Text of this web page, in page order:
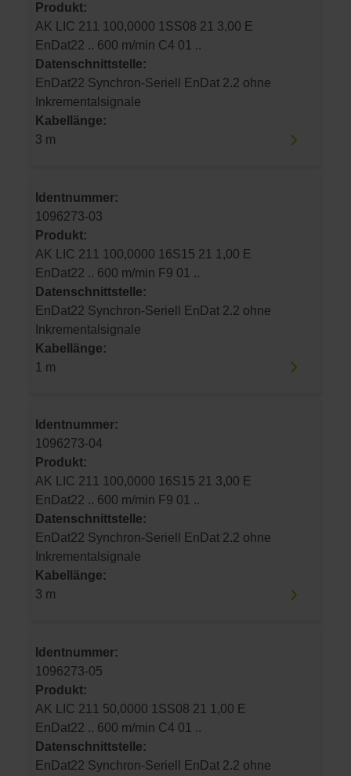
Produkt:
AK LIC 211 100,0000 1SS08 21 3,00 E
EnDat22 .. 600 m/min C4 01 ..
Datenschnittstelle:
EnDat22 Synchron-Seriell EnDat 2.2 ohne
Inkrementalsignale
Kabellänge:
3 m
Identnummer:
1096273-03
Produkt:
AK LIC 211 100,0000 16S15 21 1,00 E
EnDat22 .. 600 m/min F9 01 ..
Datenschnittstelle:
EnDat22 Synchron-Seriell EnDat 2.2 ohne
Inkrementalsignale
Kabellänge:
1 m
Identnummer:
1096273-04
Produkt:
AK LIC 211 100,0000 16S15 21 3,00 E
EnDat22 .. 600 m/min F9 01 ..
Datenschnittstelle:
EnDat22 Synchron-Seriell EnDat 2.2 ohne
Inkrementalsignale
Kabellänge:
3 m
Identnummer:
1096273-05
Produkt:
AK LIC 211 50,0000 1SS08 21 1,00 E
EnDat22 .. 600 m/min C4 01 ..
Datenschnittstelle:
EnDat22 Synchron-Seriell EnDat 2.2 ohne